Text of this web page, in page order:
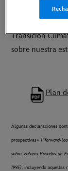
Para más
Transición
sobre nuestra
Plan
Algunas declaraciones
prospectivas» ("forward-
sobre Valores Privados de
1995), incluyendo aquellas